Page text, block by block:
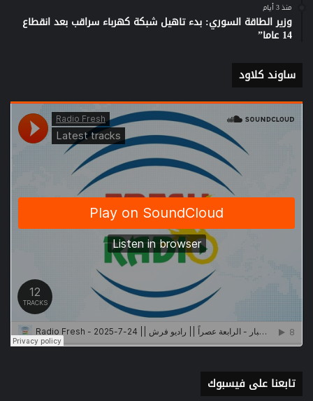
منذ 3 أيام
وزير الطاقة السوري: بدء تاهيل شبكة كهرباء سراقب بعد انقطاع
14 عاما”
ساوند كلاود
تابعنا على فيسبوك